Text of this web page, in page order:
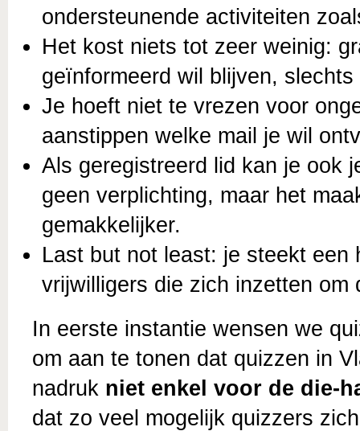
ondersteunende activiteiten
Het kost niets tot zeer weinig:
geïnformeerd wil blijven,
Je hoeft niet te vrezen voor
aanstippen welke mail je wil
Als geregistreerd lid kan je ook
geen verplichting, maar het
gemakkelijker.
Last but not least: je steekt een
vrijwilligers die zich inzetten om
In eerste instantie wensen we
om aan te tonen dat quizzen in
nadruk niet enkel voor de die-
dat zo veel mogelijk quizzers